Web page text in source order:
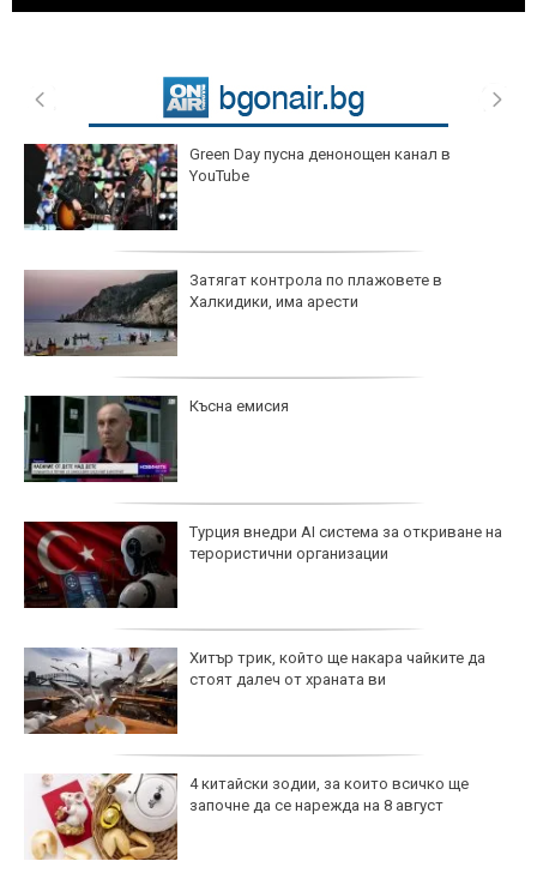
Green Day пусна денонощен канал в
YouTube
Затягат контрола по плажовете в
Халкидики, има арести
Късна емисия
Турция внедри AI система за откриване на
терористични организации
Хитър трик, който ще накара чайките да
стоят далеч от храната ви
4 китайски зодии, за които всичко ще
започне да се нарежда на 8 август